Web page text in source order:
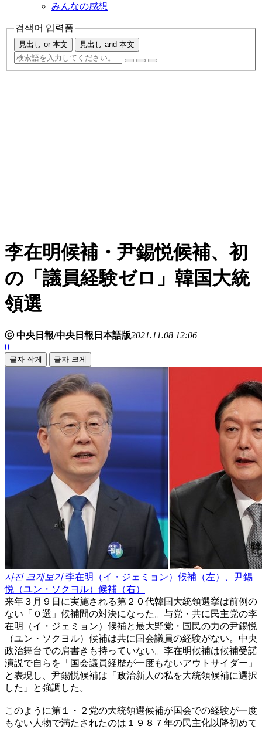
みんなの感想
검색어 입력폼
見出し or 本文 見出し and 本文
李在明候補・尹錫悦候補、初
の「議員経験ゼロ」韓国大統
領選
ⓒ 中央日報/中央日報日本語版2021.11.08 12:06
0
글자 작게 글자 크게
사진 크게보기 李在明（イ・ジェミョン）候補（左）、尹錫
悦（ユン・ソクヨル）候補（右）
来年３月９日に実施される第２０代韓国大統領選挙は前例の
ない「０選」候補間の対決になった。与党・共に民主党の李
在明（イ・ジェミョン）候補と最大野党・国民の力の尹錫悦
（ユン・ソクヨル）候補は共に国会議員の経験がない。中央
政治舞台での肩書きも持っていない。李在明候補は候補受諾
演説で自らを「国会議員経歴が一度もないアウトサイダー」
と表現し、尹錫悦候補は「政治新人の私を大統領候補に選択
した」と強調した。
このように第１・２党の大統領選候補が国会での経験が一度
もない人物で満たされたのは１９８７年の民主化以降初めて